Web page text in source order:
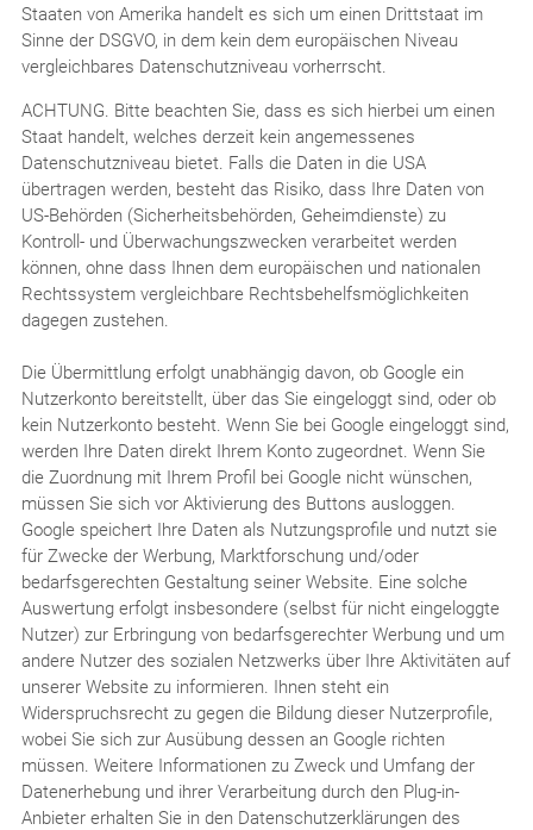
Staaten von Amerika handelt es sich um einen Drittstaat im
Sinne der DSGVO, in dem kein dem europäischen Niveau
vergleichbares Datenschutzniveau vorherrscht.
ACHTUNG. Bitte beachten Sie, dass es sich hierbei um einen
Staat handelt, welches derzeit kein angemessenes
Datenschutzniveau bietet. Falls die Daten in die USA
übertragen werden, besteht das Risiko, dass Ihre Daten von
US-Behörden (Sicherheitsbehörden, Geheimdienste) zu
Kontroll- und Überwachungszwecken verarbeitet werden
können, ohne dass Ihnen dem europäischen und nationalen
Rechtssystem vergleichbare Rechtsbehelfsmöglichkeiten
dagegen zustehen.
Die Übermittlung erfolgt unabhängig davon, ob Google ein
Nutzerkonto bereitstellt, über das Sie eingeloggt sind, oder ob
kein Nutzerkonto besteht. Wenn Sie bei Google eingeloggt sind,
werden Ihre Daten direkt Ihrem Konto zugeordnet. Wenn Sie
die Zuordnung mit Ihrem Profil bei Google nicht wünschen,
müssen Sie sich vor Aktivierung des Buttons ausloggen.
Google speichert Ihre Daten als Nutzungsprofile und nutzt sie
für Zwecke der Werbung, Marktforschung und/oder
bedarfsgerechten Gestaltung seiner Website. Eine solche
Auswertung erfolgt insbesondere (selbst für nicht eingeloggte
Nutzer) zur Erbringung von bedarfsgerechter Werbung und um
andere Nutzer des sozialen Netzwerks über Ihre Aktivitäten auf
unserer Website zu informieren. Ihnen steht ein
Widerspruchsrecht zu gegen die Bildung dieser Nutzerprofile,
wobei Sie sich zur Ausübung dessen an Google richten
müssen. Weitere Informationen zu Zweck und Umfang der
Datenerhebung und ihrer Verarbeitung durch den Plug-in-
Anbieter erhalten Sie in den Datenschutzerklärungen des